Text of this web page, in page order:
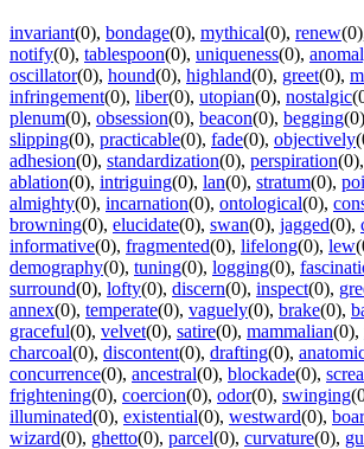
invariant(0), bondage(0), mythical(0), renew(0)
notify(0), tablespoon(0), uniqueness(0),
oscillator(0), hound(0), highland(0), greet(0),
infringement(0), liber(0), utopian(0), nostalgic
plenum(0), obsession(0), beacon(0), begging(0)
slipping(0), practicable(0), fade(0), objectively
adhesion(0), standardization(0), perspiration(0),
ablation(0), intriguing(0), lan(0), stratum(0),
almighty(0), incarnation(0), ontological(0),
browning(0), elucidate(0), swan(0), jagged(0),
informative(0), fragmented(0), lifelong(0), lew
demography(0), tuning(0), logging(0),
surround(0), lofty(0), discern(0), inspect(0),
annex(0), temperate(0), vaguely(0), brake(0),
graceful(0), velvet(0), satire(0), mammalian(0),
charcoal(0), discontent(0), drafting(0),
concurrence(0), ancestral(0), blockade(0),
frightening(0), coercion(0), odor(0), swinging
illuminated(0), existential(0), westward(0),
wizard(0), ghetto(0), parcel(0), curvature(0),